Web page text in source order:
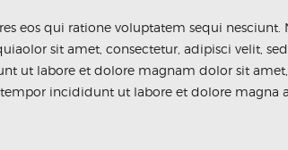
eos qui ratione voluptatem sequi nesciunt.
sit amet, consectetur, adipisci velit,
ut labore et dolore magnam dolor sit
incididunt ut labore et dolore magna